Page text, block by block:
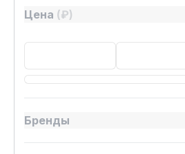
Цена (₽)
Бренды